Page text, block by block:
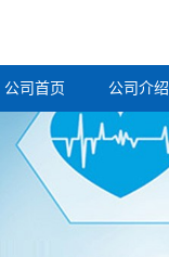
公司首页 公司介绍